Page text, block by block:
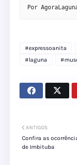
Por
#expressoanita
#laguna
ANTIGOS
Confira as
de Imbituba